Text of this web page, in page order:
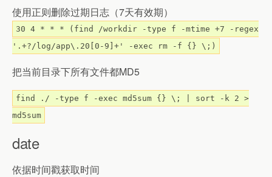
使用正则删除过期日志（7天有效期）
30 4 * * * (find /workdir -type f -mtime +7 -regex
'.+?/log/app\.20[0-9]+' -exec rm -f {} \;)
把当前目录下所有文件都MD5
find ./ -type f -exec md5sum {} \; | sort -k 2 >
md5sum
date
依据时间戳获取时间